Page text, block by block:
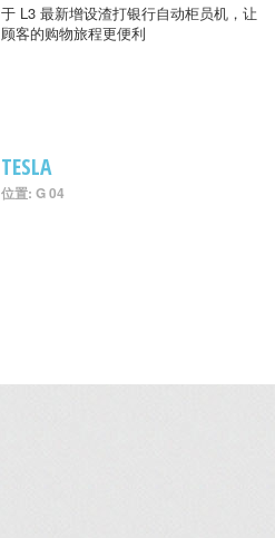
于 L3 最新增设渣打银行自动柜员机，让
顾客的购物旅程更便利
TESLA
位置: G 04